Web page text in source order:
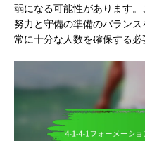
弱になる可能性があります
努力と守備の準備のバラン
常に十分な人数を確保する必